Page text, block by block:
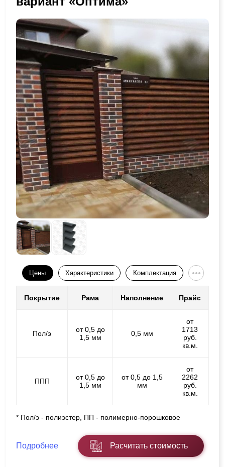
Цены Характеристики Комплектация
Покрытие Рама Наполнение Прайс
Пол/э
от 0,5 до
1,5 мм
0,5 мм
от
1713
руб.
кв.м.
ППП
от 0,5 до
1,5 мм
от 0,5 до 1,5
мм
от
2262
руб.
кв.м.
* Пол/э - полиэстер, ПП - полимерно-порошковое
Подробнее Расчитать стоимость